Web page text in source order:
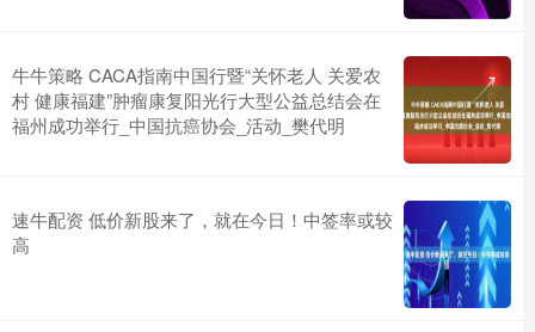
牛牛策略 CACA指南中国行暨“关怀老人 关爱农
村 健康福建”肿瘤康复阳光行大型公益总结会在
福州成功举行_中国抗癌协会_活动_樊代明
速牛配资 低价新股来了，就在今日！中签率或较
高